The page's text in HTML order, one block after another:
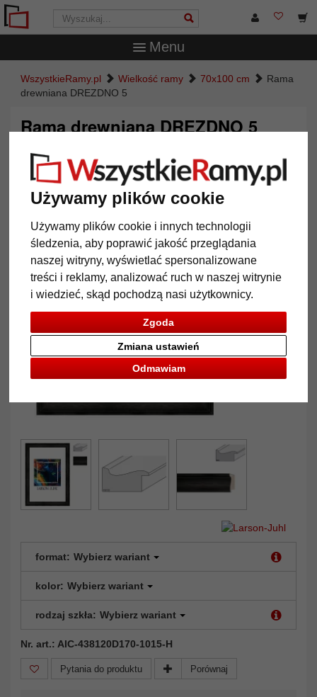
Używamy plików cookie
Używamy plików cookie i innych technologii
śledzenia, aby poprawić jakość przeglądania
naszej witryny, wyświetlać spersonalizowane
treści i reklamy, analizować ruch w naszej witrynie
i wiedzieć, skąd pochodzą nasi użytkownicy.
Zgoda
Odmawiam
Zmiana ustawień
Menu
WszystkieRamy.pl Wielkość ramy 70x100 cm
Rama
drewniana DREZDNO 5
Rama drewniana DREZDNO 5
Powrót
format: Wybierz wariant
kolor: Wybierz wariant
rodzaj szkła: Wybierz wariant
Nr. art.: AIC-438120D170-1015-H
Pytania do produktu Porównaj